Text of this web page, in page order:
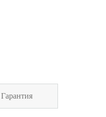
Гарантия